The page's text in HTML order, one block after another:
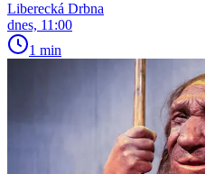
Liberecká Drbna
dnes, 11:00
1 min